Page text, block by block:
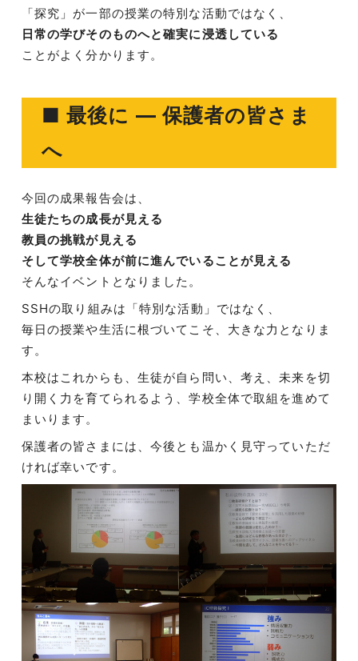
「探究」が一部の授業の特別な活動ではなく、
日常の学びそのものへと確実に浸透している
ことがよく分かります。
■ 最後に ― 保護者の皆さま
へ
今回の成果報告会は、
生徒たちの成長が見える
教員の挑戦が見える
そして学校全体が前に進んでいることが見える
そんなイベントとなりました。
SSHの取り組みは「特別な活動」ではなく、
毎日の授業や生活に根づいてこそ、大きな力となりま
す。
本校はこれからも、生徒が自ら問い、考え、未来を切
り開く力を育てられるよう、学校全体で取組を進めて
まいります。
保護者の皆さまには、今後とも温かく見守っていただ
ければ幸いです。